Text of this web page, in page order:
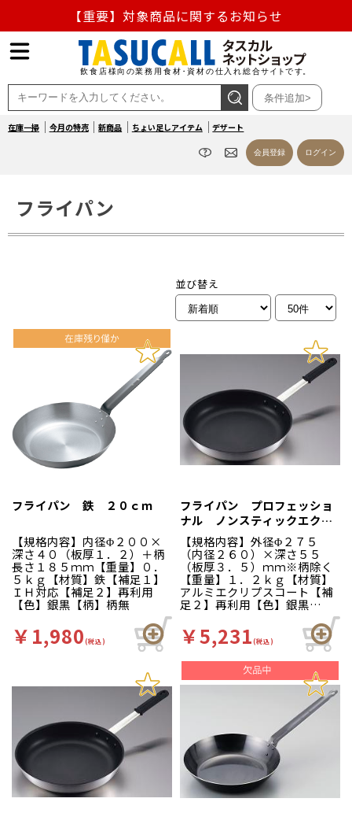
【重要】対象商品に関するお知らせ
【重要】熊本地震の影響による商品出荷停止のお知らせ
熊本県熊本地方を震源とする地震の影響によるお荷物のお
届け遅延について
条件追加>
在庫一掃 今月の特売 新商品 ちょい足しアイテム デザート
会員登録 ログイン
フライパン
並び替え
フライパン 鉄 ２０ｃｍ
【規格内容】内径Φ２００×
深さ４０（板厚１．２）＋柄
長さ１８５ｍｍ【重量】０．
５ｋｇ【材質】鉄【補足１】
ＩＨ対応【補足２】再利用
【色】銀黒【柄】柄無
￥1,980(税込)
フライパン プロフェッショ
ナル ノンスティックエクリ
プス １０インチ ＥＢＭ
【規格内容】外径Φ２７５
（内径２６０）×深さ５５
（板厚３．５）ｍｍ※柄除く
【重量】１．２ｋｇ【材質】
アルミエクリプスコート【補
足２】再利用【色】銀黒
【柄】柄無 業務用に適した
エクリプス（超耐摩耗、耐熱
性）フッ素樹脂コート。〈セ
ラミガード仕上げの特長〉シ
ルバーストーンコーティング
の隙間を極度に少なくし、油
やゴミ、空気の侵入を防ぎま
す。また、セラミック付着加
工により表面が硬く丈夫にな
り、ステンレスターナーなど
を使用してもキズが付きにく
いのが特徴です。
￥5,231(税込)